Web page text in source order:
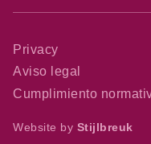
Privacy
Aviso legal
Cumplimiento
Website by Stijlbreuk